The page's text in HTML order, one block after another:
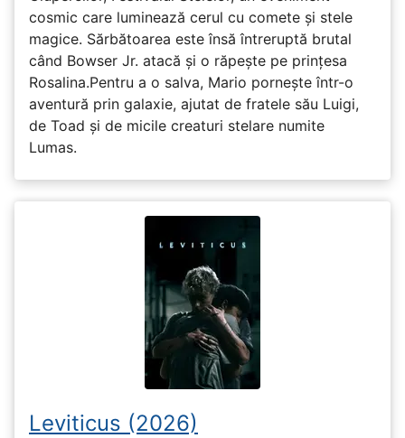
cosmic care luminează cerul cu comete și stele
magice. Sărbătoarea este însă întreruptă brutal
când Bowser Jr. atacă și o răpește pe prinţesa
Rosalina.Pentru a o salva, Mario pornește într-o
aventură prin galaxie, ajutat de fratele său Luigi,
de Toad și de micile creaturi stelare numite
Lumas.
Leviticus (2026)